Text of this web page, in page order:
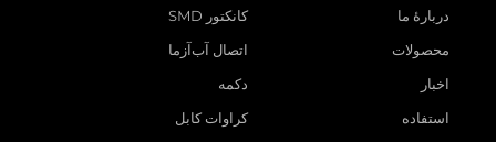
دربارهٔ ما
محصولات
اخبار
استفاده
کانکتور SMD
اتصال آب‌آزما
دکمه
کراوات کابل